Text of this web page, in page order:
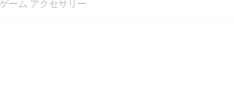
ーム アクセサリー